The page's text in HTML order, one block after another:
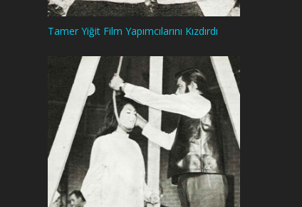
Tamer Yiğit Film Yapımcılarını Kızdırdı